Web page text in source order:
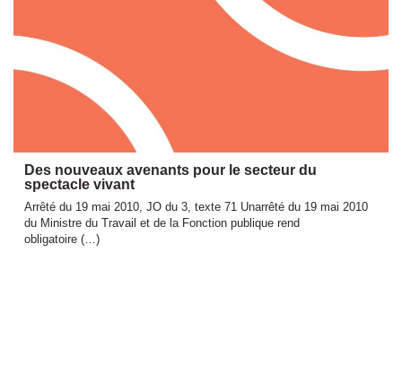
Des nouveaux avenants pour le secteur du
spectacle vivant
Arrêté du 19 mai 2010, JO du 3, texte 71 Unarrêté du 19 mai 2010
du Ministre du Travail et de la Fonction publique rend
obligatoire (…)